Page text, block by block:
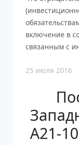
включение в
связанным с
25 июля 2016
А21-